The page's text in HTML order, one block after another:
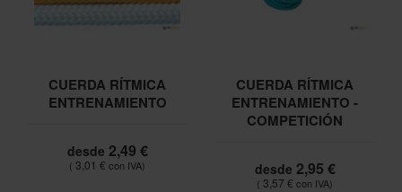
CUERDA RÍTMICA
ENTRENAMIENTO
desde 2,49 €
3,01 €
CUERDA RÍTMICA
ENTRENAMIENTO -
COMPETICIÓN
desde 2,95 €
3,57 €